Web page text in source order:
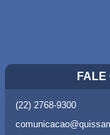
FALE
(22) 2768-9300